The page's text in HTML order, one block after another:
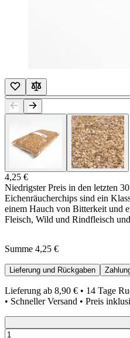
4,25 €
Niedrigster Preis in den letzten
Eichenräucherchips sind ein
einem Hauch von Bitterkeit und
Fleisch, Wild und Rindfleisch
Summe 4,25 €
Lieferung und Rückgaben
Lieferung ab 8,90 € • 14 Tage
• Schneller Versand • Preis
Quantity